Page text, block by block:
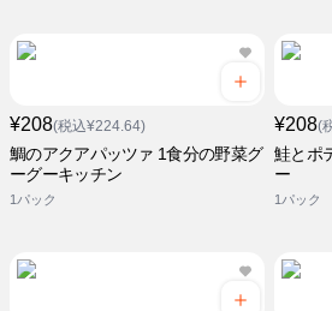
¥208(税込¥224.64)
鯛のアクアパッツァ 1食分の野菜グ
ーグーキッチン
1パック
¥208(
鮭とポ
ー
1パック